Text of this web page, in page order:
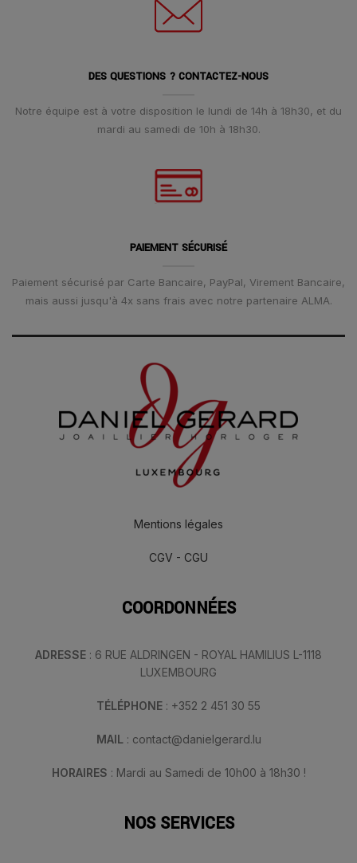
DES QUESTIONS ? CONTACTEZ-NOUS
Notre équipe est à votre disposition le lundi de 14h à 18h30, et du
mardi au samedi de 10h à 18h30.
PAIEMENT SÉCURISÉ
Paiement sécurisé par Carte Bancaire, PayPal, Virement Bancaire,
mais aussi jusqu'à 4x sans frais avec notre partenaire ALMA.
Mentions légales
CGV - CGU
COORDONNÉES
ADRESSE : 6 RUE ALDRINGEN - ROYAL HAMILIUS L-1118
LUXEMBOURG
TÉLÉPHONE : +352 2 451 30 55
MAIL : contact@danielgerard.lu
HORAIRES : Mardi au Samedi de 10h00 à 18h30 !
NOS SERVICES